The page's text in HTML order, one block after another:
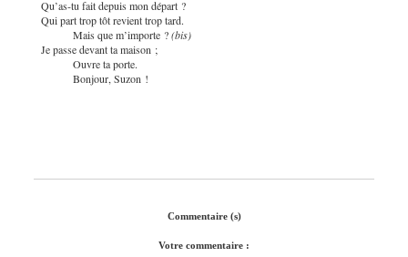
Qu’as-tu fait depuis mon départ ?
Qui part trop tôt revient trop tard.
Mais que m’importe ?(bis)
Je passe devant ta maison ;
Ouvre ta porte.
Bonjour, Suzon !
Commentaire (s)
Votre commentaire :